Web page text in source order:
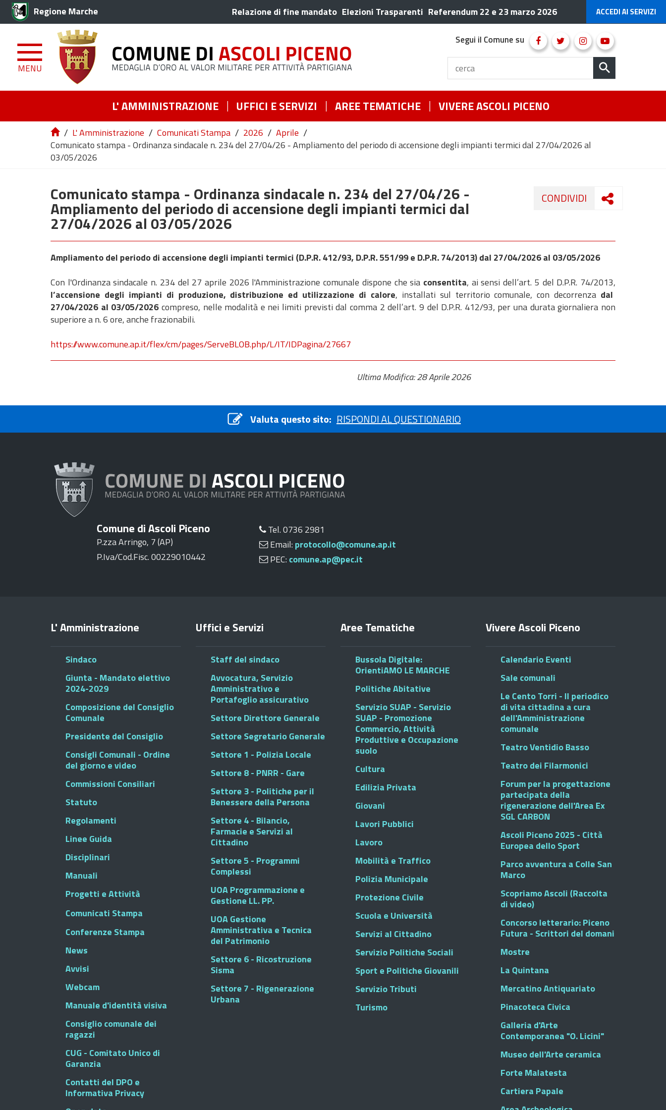
Regione Marche Relazione di fine mandato Elezioni Trasparenti Referendum 22 e 23 marzo 2026 ACCEDI AI SERVIZI
MENU
Segui il Comune su
L' AMMINISTRAZIONE UFFICI E SERVIZI AREE TEMATICHE VIVERE ASCOLI PICENO
/ L' Amministrazione / Comunicati Stampa / 2026 / Aprile /
Comunicato stampa - Ordinanza sindacale n. 234 del 27/04/26 - Ampliamento del periodo di accensione degli impianti termici dal 27/04/2026 al
03/05/2026
CONDIVIDI
Comunicato stampa - Ordinanza sindacale n. 234 del 27/04/26 -
Ampliamento del periodo di accensione degli impianti termici dal
27/04/2026 al 03/05/2026
Ampliamento del periodo di accensione degli impianti termici (D.P.R. 412/93, D.P.R. 551/99 e D.P.R. 74/2013) dal 27/04/2026 al 03/05/2026
Con l'Ordinanza sindacale n. 234 del 27 aprile 2026 l'Amministrazione comunale dispone che sia consentita, ai sensi dell’art. 5 del D.P.R. 74/2013,
l’accensione degli impianti di produzione, distribuzione ed utilizzazione di calore, installati sul territorio comunale, con decorrenza dal
27/04/2026 al 03/05/2026 compreso, nelle modalità e nei limiti previsti dal comma 2 dell’art. 9 del D.P.R. 412/93, per una durata giornaliera non
superiore a n. 6 ore, anche frazionabili.
https://www.comune.ap.it/flex/cm/pages/ServeBLOB.php/L/IT/IDPagina/27667
Ultima Modifica: 28 Aprile 2026
Valuta questo sito: RISPONDI AL QUESTIONARIO
Comune di Ascoli Piceno
P.zza Arringo, 7 (AP)
P.Iva/Cod.Fisc. 00229010442
Tel. 0736 2981
Email: protocollo@comune.ap.it
PEC: comune.ap@pec.it
L' Amministrazione
Sindaco
Giunta - Mandato elettivo
2024-2029
Composizione del Consiglio
Comunale
Presidente del Consiglio
Consigli Comunali - Ordine
del giorno e video
Commissioni Consiliari
Statuto
Regolamenti
Linee Guida
Disciplinari
Manuali
Progetti e Attività
Comunicati Stampa
Conferenze Stampa
News
Avvisi
Webcam
Manuale d'identità visiva
Consiglio comunale dei
ragazzi
CUG - Comitato Unico di
Garanzia
Contatti del DPO e
Informativa Privacy
Uffici e Servizi
Staff del sindaco
Avvocatura, Servizio
Amministrativo e
Portafoglio assicurativo
Settore Direttore Generale
Settore Segretario Generale
Settore 1 - Polizia Locale
Settore 8 - PNRR - Gare
Settore 3 - Politiche per il
Benessere della Persona
Settore 4 - Bilancio,
Farmacie e Servizi al
Cittadino
Settore 5 - Programmi
Complessi
UOA Programmazione e
Gestione LL. PP.
UOA Gestione
Amministrativa e Tecnica
del Patrimonio
Settore 6 - Ricostruzione
Sisma
Settore 7 - Rigenerazione
Urbana
Aree Tematiche
Bussola Digitale:
OrientiAMO LE MARCHE
Politiche Abitative
Servizio SUAP - Servizio
SUAP - Promozione
Commercio, Attività
Produttive e Occupazione
suolo
Cultura
Edilizia Privata
Giovani
Lavori Pubblici
Lavoro
Mobilità e Traffico
Polizia Municipale
Protezione Civile
Scuola e Università
Servizi al Cittadino
Servizio Politiche Sociali
Sport e Politiche Giovanili
Servizio Tributi
Turismo
Vivere Ascoli Piceno
Calendario Eventi
Sale comunali
Le Cento Torri - Il periodico
di vita cittadina a cura
dell'Amministrazione
comunale
Teatro Ventidio Basso
Teatro dei Filarmonici
Forum per la progettazione
partecipata della
rigenerazione dell'Area Ex
SGL CARBON
Ascoli Piceno 2025 - Città
Europea dello Sport
Parco avventura a Colle San
Marco
Scopriamo Ascoli (Raccolta
di video)
Concorso letterario: Piceno
Futura - Scrittori del domani
Mostre
La Quintana
Mercatino Antiquariato
Pinacoteca Civica
Galleria d'Arte
Contemporanea "O. Licini"
Museo dell'Arte ceramica
Forte Malatesta
Cartiera Papale